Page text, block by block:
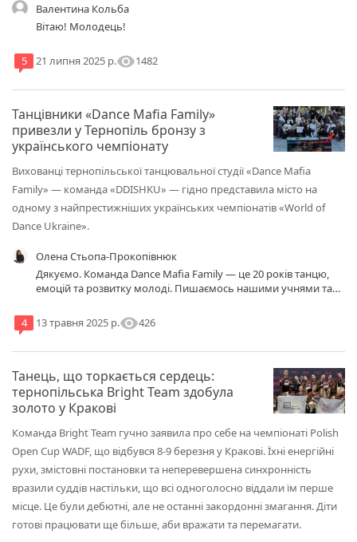
Валентина Кольба
Вітаю! Молодець!
5 21 липня 2025 р.visibility1482
Танцівники «Dance Mafia Family»
привезли у Тернопіль бронзу з
українського чемпіонату
Вихованці тернопільської танцювальної студії «Dance Mafia
Family» — команда «DDISHKU» — гідно представила місто на
одному з найпрестижніших українських чемпіонатів «World of
Dance Ukraine».
Олена Стьопа-Прокопівнюк
Дякуємо. Команда Dance Mafia Family — це 20 років танцю,
емоцій та розвитку молоді. Пишаємось нашими учнями та
життя Тернополя.
4 13 травня 2025 р.visibility426
Танець, що торкається сердець:
тернопільська Bright Team здобула
золото у Кракові
Команда Bright Team гучно заявила про себе на чемпіонаті Polish
Open Cup WADF, що відбувся 8-9 березня у Кракові. Їхні енергійні
рухи, змістовні постановки та неперевершена синхронність
вразили суддів настільки, що всі одноголосно віддали їм перше
місце. Це були дебютні, але не останні закордонні змагання. Діти
готові працювати ще більше, аби вражати та перемагати.